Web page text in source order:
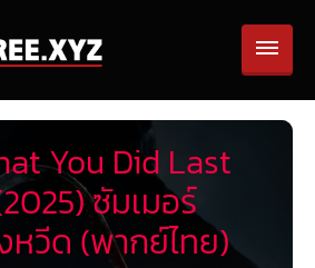
You Did Last
ซัมเมอร์
หวีด (พากย์ไทย)